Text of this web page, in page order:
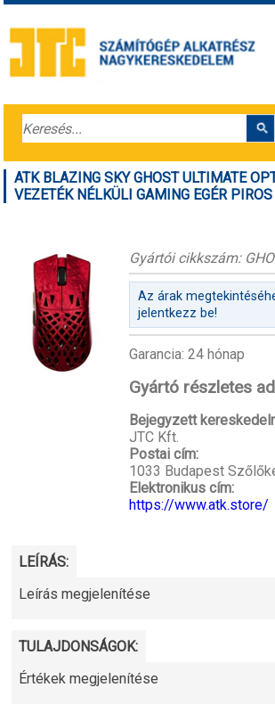
ATK BLAZING SKY GHOST ULTIMATE
VEZETÉK NÉLKÜLI GAMING EGÉR PIROS
Gyártói cikkszám:
Az árak
jelentkezz be!
Garancia: 24 hónap
Gyártó részletes
Bejegyzett
JTC Kft.
Postai cím:
1033 Budapest
Elektronikus cím:
https://www.atk.store/
LEÍRÁS:
Leírás megjelenítése
TULAJDONSÁGOK:
Értékek megjelenítése